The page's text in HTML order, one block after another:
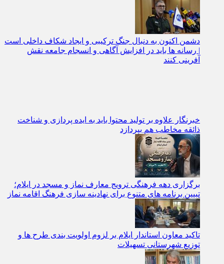
دشمن اکنون به دنبال جنگ ترکیبی و ایجاد شکاف داخلی است
| رسانه‌ ها باید در افزایش آگاهی و انسجام جامعه نقش‌
خبرنگار علاوه بر تولید محتوا باید به ایده‌ پردازی و شناخت
ذائقه مخاطب هم بپردازد
برگزاری دهه فرهنگی ترویج معارف نماز و مسجد در ایلام؛
تبیین برنامه‌ های متنوع برای نهادینه‌ سازی فرهنگ اقامه نماز
تاکید معاون استاندار ایلام بر لزوم اولویت‌ بندی طرح‌ ها و
توزیع شهرستانی تسهیلات